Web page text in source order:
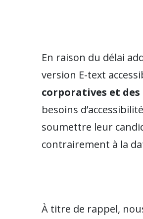
En raison du délai
version E-text
corporatives et des
besoins
soumettre leur
contrairement à la
À titre de rappel,